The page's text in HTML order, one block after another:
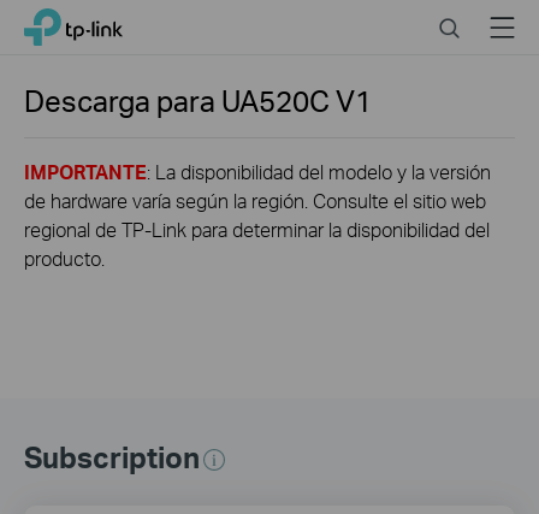
Click
navigation
TP-Link, Reliably Smart SearchMenu
Descarga para UA520CV1
IMPORTANTE: La disponibilidad del modelo y la versión
de hardware varía según la región. Consulte el sitio web
regional de TP-Link para determinar la disponibilidad del
producto.
Subscription